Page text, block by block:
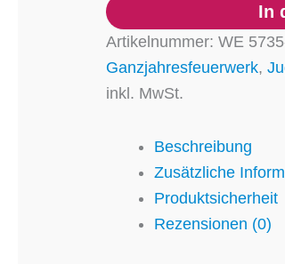
In
Artikelnummer: WE
Ganzjahresfeuerwerk,
inkl. MwSt.
Beschreibung
Zusätzliche
Produktsicherheit
Rezensionen (0)